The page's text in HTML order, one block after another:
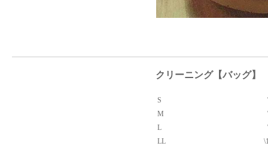
クリーニング【バッグ】
S
M
L
LL